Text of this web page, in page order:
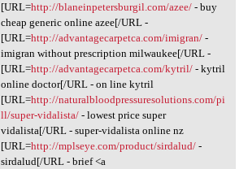
[URL=http://blaneinpetersburgil.com/azee/- buy
cheap generic online azee[/URL -
[URL=http://advantagecarpetca.com/imigran/-
imigran without prescription milwaukee[/URL -
[URL=http://advantagecarpetca.com/kytril/- kytril
online doctor[/URL - on line kytril
[URL=http://naturalbloodpressuresolutions.com/pi
ll/super-vidalista/- lowest price super
vidalista[/URL - super-vidalista online nz
[URL=http://mplseye.com/product/sirdalud/-
sirdalud[/URL - brief <a